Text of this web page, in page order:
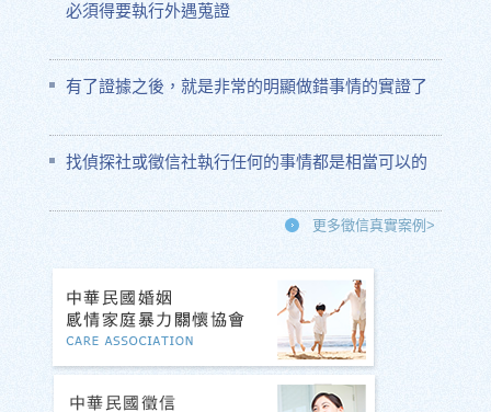
必須得要執行外遇蒐證
有了證據之後，就是非常的明顯做錯事情的實證了
找偵探社或徵信社執行任何的事情都是相當可以的
更多徵信真實案例>